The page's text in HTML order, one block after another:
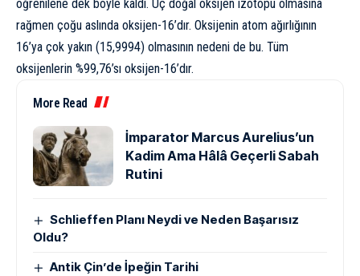
öğrenilene dek böyle kaldı. Üç doğal oksijen izotopu olmasına
rağmen çoğu aslında oksijen-16’dır. Oksijenin atom ağırlığının
16’ya çok yakın (15,9994) olmasının nedeni de bu. Tüm
oksijenlerin %99,76’sı oksijen-16’dır.
More Read
İmparator Marcus Aurelius’un
Kadim Ama Hâlâ Geçerli Sabah
Rutini
Schlieffen Planı Neydi ve Neden Başarısız
Oldu?
Antik Çin’de İpeğin Tarihi